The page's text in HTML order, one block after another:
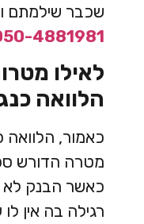
שכבר שילמתם
4881981
לאילו
הלוואה
כאמור,
מטרה הדורש
כאשר הבנק לא
רגילה בה אין